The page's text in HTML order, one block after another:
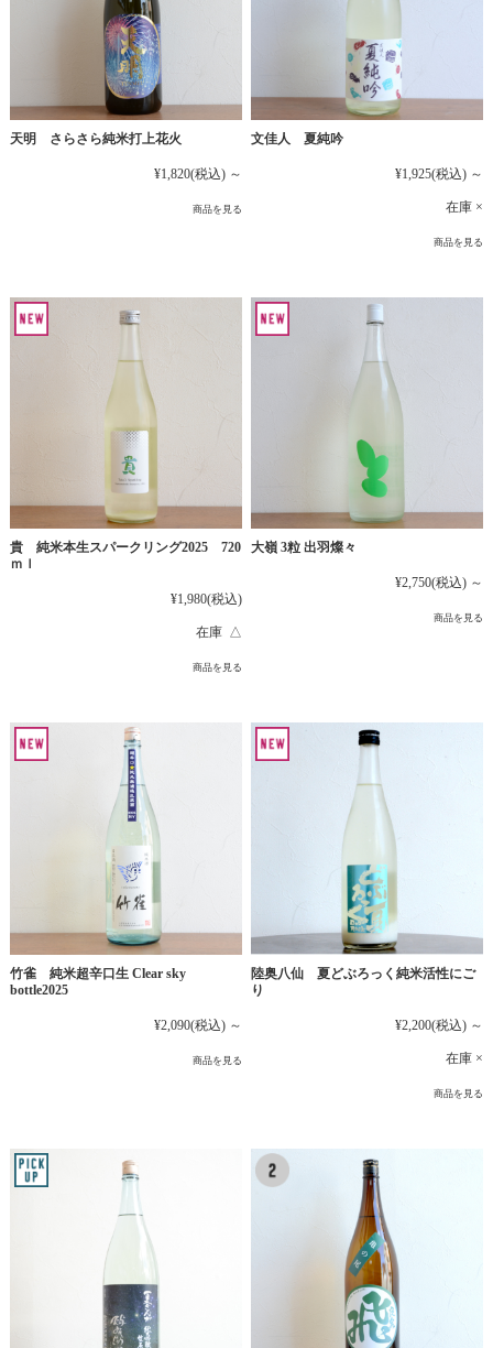
天明 さらさら純米打上花火
¥1,820(税込) ～
商品を見る
文佳人 夏純吟
¥1,925(税込) ～
在庫 ×
商品を見る
貴 純米本生スパークリング2025 720
ｍｌ
¥1,980(税込)
在庫 △
商品を見る
大嶺 3粒 出羽燦々
¥2,750(税込) ～
商品を見る
竹雀 純米超辛口生 Clear sky
bottle2025
¥2,090(税込) ～
商品を見る
陸奥八仙 夏どぶろっく純米活性にご
り
¥2,200(税込) ～
在庫 ×
商品を見る